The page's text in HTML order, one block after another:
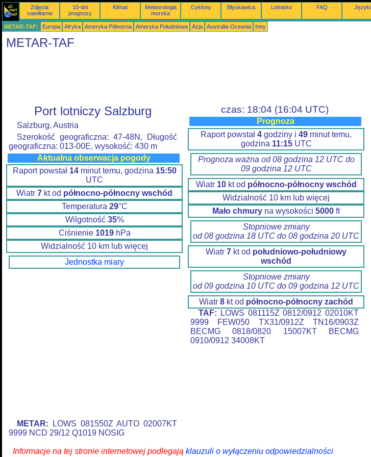
Zdjęcia
satelitarne
10-dni
prognozy
Klimat
Meteorologia
morska
Cyklony Błyskawica Lotnisko FAQ Języki
METAR-TAF: Europa Afryka Ameryka Północna Ameryka Południowa Azja Australia-Oceania Inny
METAR-TAF
Port lotniczy Salzburg
Salzburg, Austria
Szerokość geograficzna: 47-48N, Długość
geograficzna: 013-00E, wysokość: 430 m
Aktualna obserwacja pogody
Raport powstał 14minut temu, godzina 15:50
UTC
Wiatr 7 kt od północno-północny wschód
Temperatura 29°C
Wilgotność 35%
Ciśnienie 1019hPa
Widzialność 10 km lub więcej
Jednostka miary
METAR: LOWS 081550Z AUTO 02007KT
9999 NCD 29/12 Q1019 NOSIG
czas: 18:04 (16:04 UTC)
Prognoza
Raport powstał 4 godziny i 49 minut temu,
godzina 11:15UTC
Prognoza ważna od 08 godzina 12 UTC do
09 godzina 12 UTC
Wiatr 10kt od północno-północny wschód
Widzialność 10 km lub więcej
Mało chmury na wysokości 5000 ft
Stopniowe zmiany
od 08 godzina 18 UTC do 08 godzina 20 UTC
Wiatr 7 kt od południowo-południowy
wschód
Stopniowe zmiany
od 09 godzina 10 UTC do 09 godzina 12 UTC
Wiatr 8 kt od północno-północny zachód
TAF: LOWS 081115Z 0812/0912 02010KT
9999 FEW050 TX31/0912Z TN16/0903Z
BECMG 0818/0820 15007KT BECMG
0910/0912 34008KT
Informacje na tej stronie internetowej podlegają klauzuli o wyłączeniu odpowiedzialności